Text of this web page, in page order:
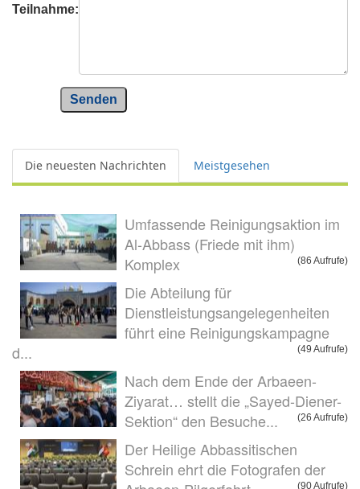
Teilnahme:
Senden
Die neuesten Nachrichten Meistgesehen
Umfassende Reinigungsaktion im
Al-Abbass (Friede mit ihm)
Komplex
(86 Aufrufe)
Die Abteilung für
Dienstleistungsangelegenheiten
führt eine Reinigungskampagne
d...
(49 Aufrufe)
Nach dem Ende der Arbaeen-
Ziyarat… stellt die „Sayed-Diener-
Sektion“ den Besuche...
(26 Aufrufe)
Der Heilige Abbassitischen
Schrein ehrt die Fotografen der
(90 Aufrufe)